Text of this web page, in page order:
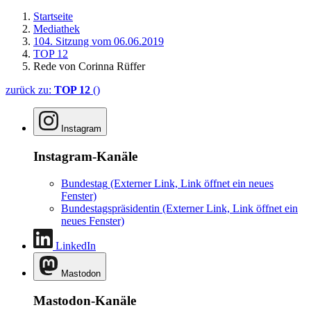
Startseite
Mediathek
104. Sitzung vom 06.06.2019
TOP 12
Rede von Corinna Rüffer
zurück zu: TOP 12 ()
Instagram
Instagram-Kanäle
Bundestag (Externer Link, Link öffnet ein neues
Fenster)
Bundestagspräsidentin (Externer Link, Link öffnet ein
neues Fenster)
LinkedIn
Mastodon
Mastodon-Kanäle